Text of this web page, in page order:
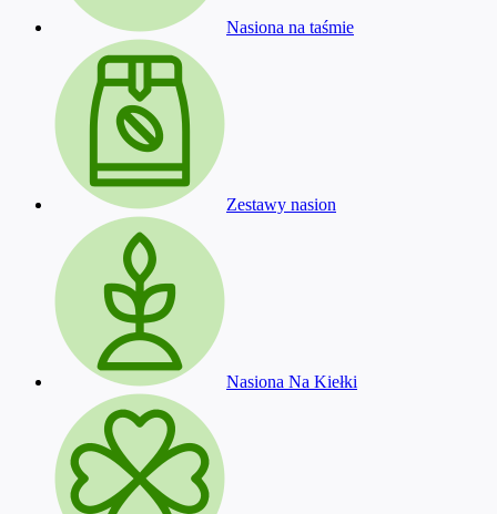
Nasiona na taśmie
Zestawy nasion
Nasiona Na Kiełki